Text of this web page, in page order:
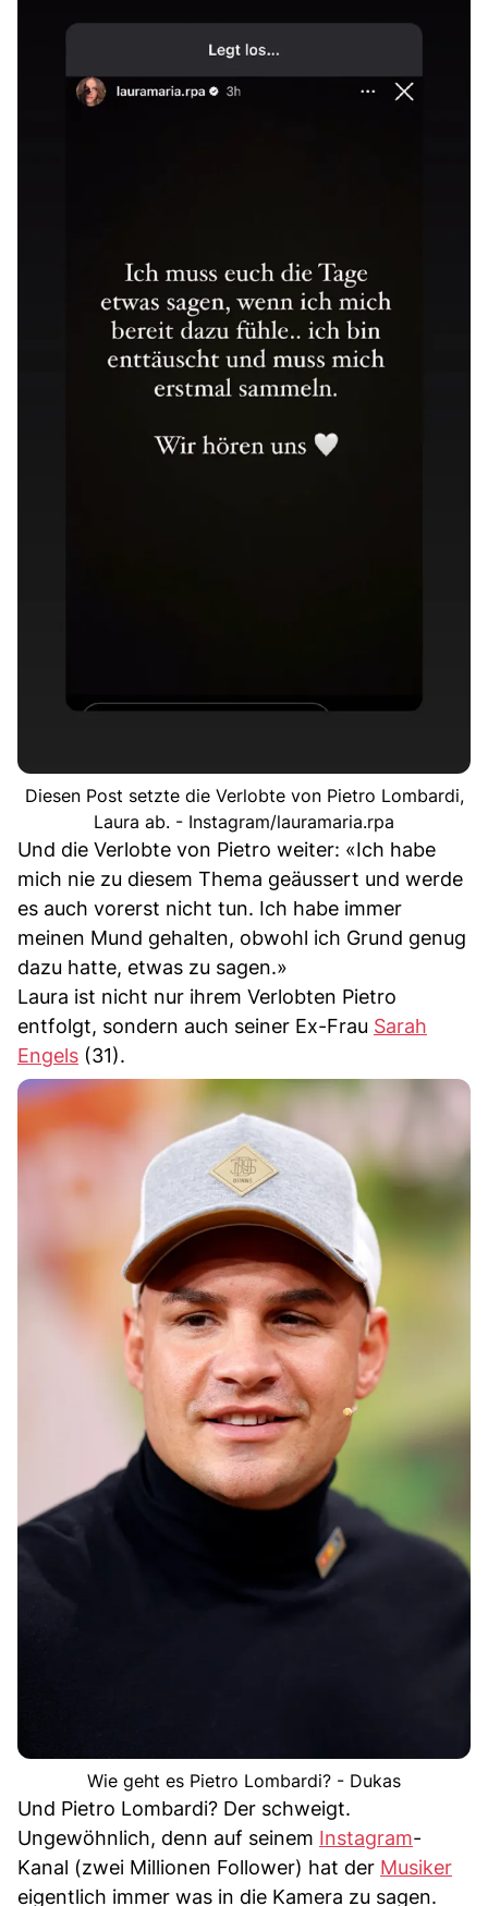
Diesen Post setzte die Verlobte von Pietro Lombardi,
Laura ab. - Instagram/lauramaria.rpa
Und die Verlobte von Pietro weiter: «Ich habe
mich nie zu diesem Thema geäussert und werde
es auch vorerst nicht tun. Ich habe immer
meinen Mund gehalten, obwohl ich Grund genug
dazu hatte, etwas zu sagen.»
Laura ist nicht nur ihrem Verlobten Pietro
entfolgt, sondern auch seiner Ex-Frau Sarah
Engels (31).
Wie geht es Pietro Lombardi? - Dukas
Und Pietro Lombardi? Der schweigt.
Ungewöhnlich, denn auf seinem Instagram-
Kanal (zwei Millionen Follower) hat der Musiker
eigentlich immer was in die Kamera zu sagen.